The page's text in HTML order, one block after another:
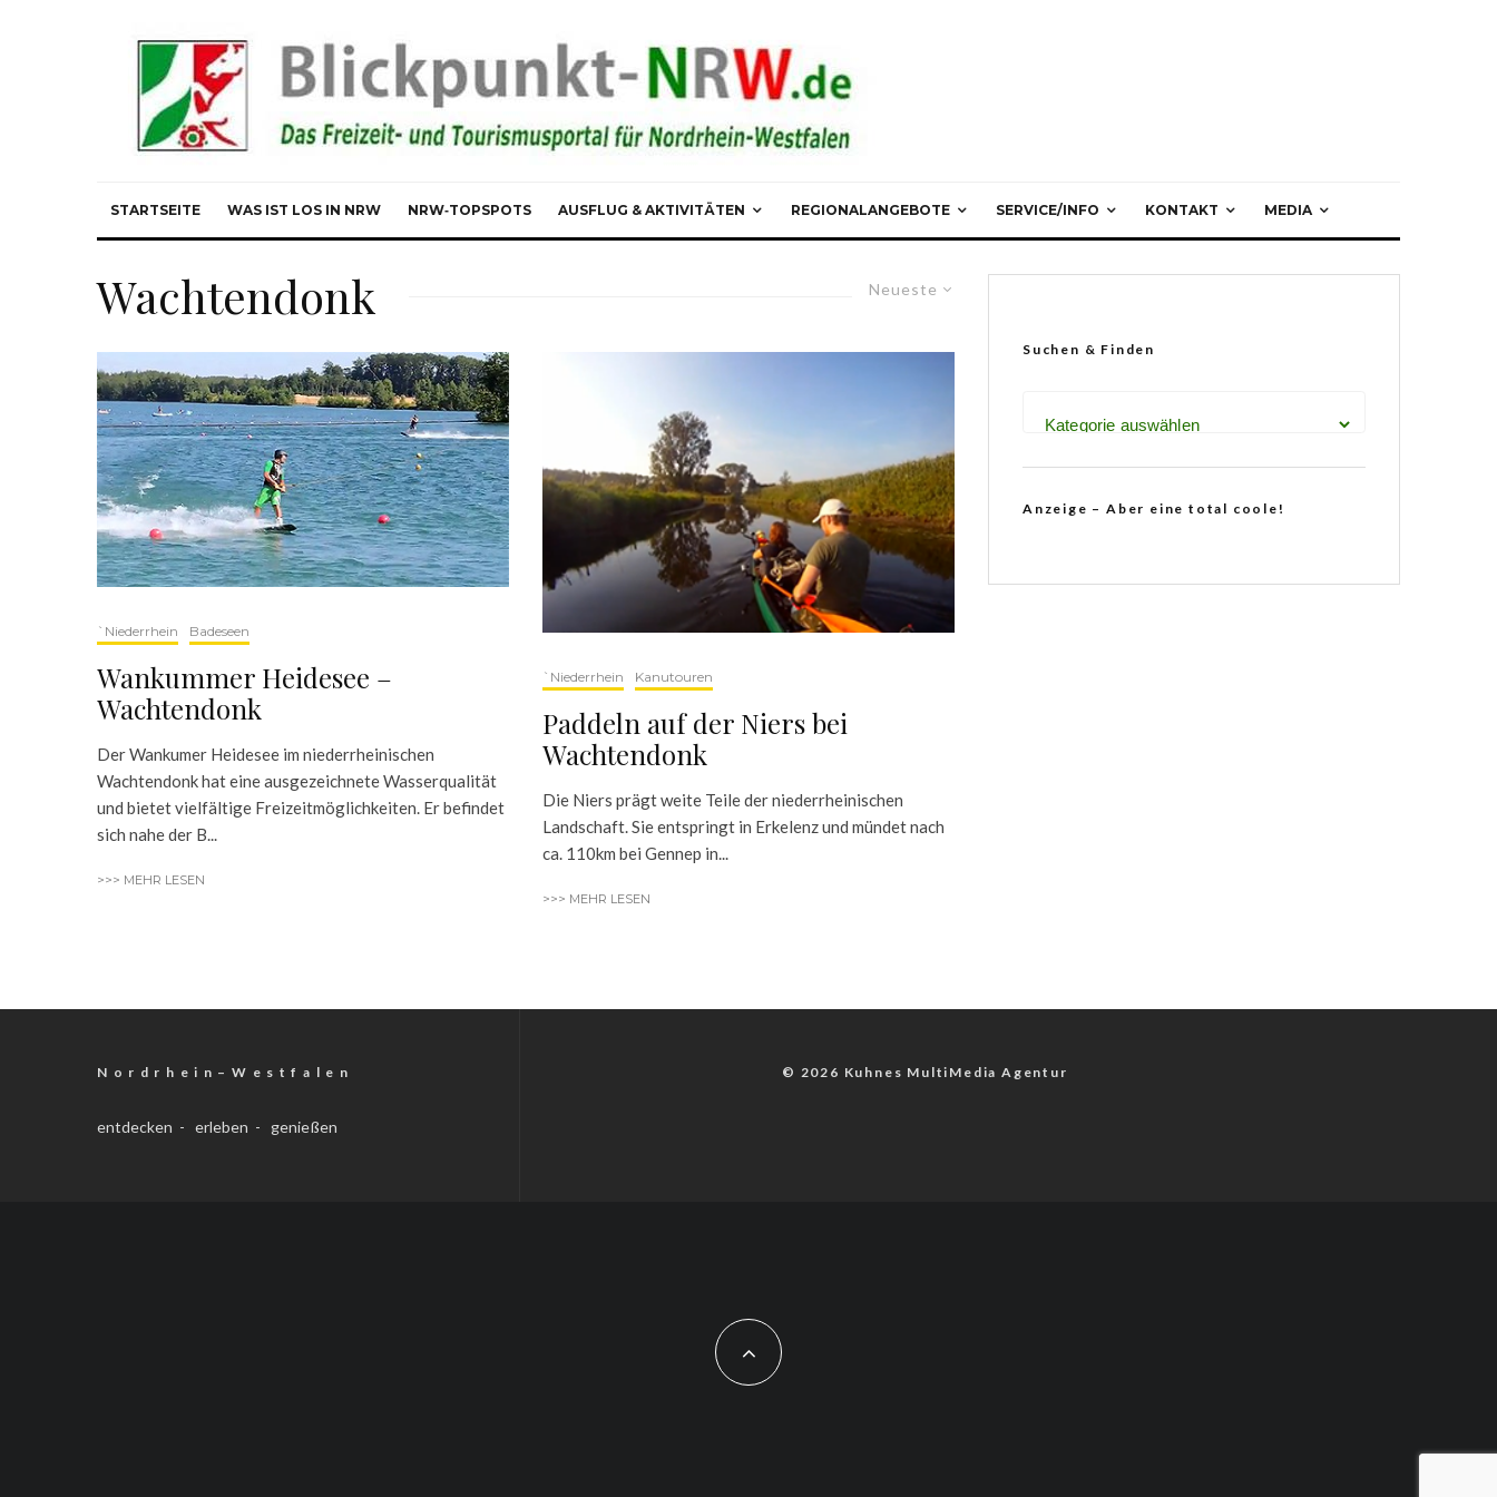
STARTSEITE WAS IST LOS IN NRW NRW‑TOPSPOTS AUSFLUG & AKTIVITÄTEN REGIONALANGEBOTE SERVICE/INFO KONTAKT MEDIA
Neueste
Wachtendonk
`Niederrhein Badeseen
Wankummer Heidesee –
Wachtendonk
Der Wankumer Heidesee im niederrheinischen
Wachtendonk hat eine ausgezeichnete Wasserqualität
und bietet vielfältige Freizeitmöglichkeiten. Er befindet
sich nahe der B...
>>> MEHR LESEN
`Niederrhein Kanutouren
Paddeln auf der Niers bei
Wachtendonk
Die Niers prägt weite Teile der niederrheinischen
Landschaft. Sie entspringt in Erkelenz und mündet nach
ca. 110km bei Gennep in...
>>> MEHR LESEN
Suchen & Finden
Anzeige – Aber eine total coole!
N o r d r h e i n – W e s t f a l e n
entdecken - erleben - genießen
© 2026 Kuhnes MultiMedia Agentur